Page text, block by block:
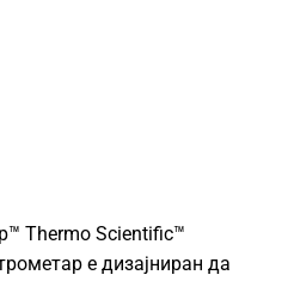
Thermo Scientific™
е дизајниран да